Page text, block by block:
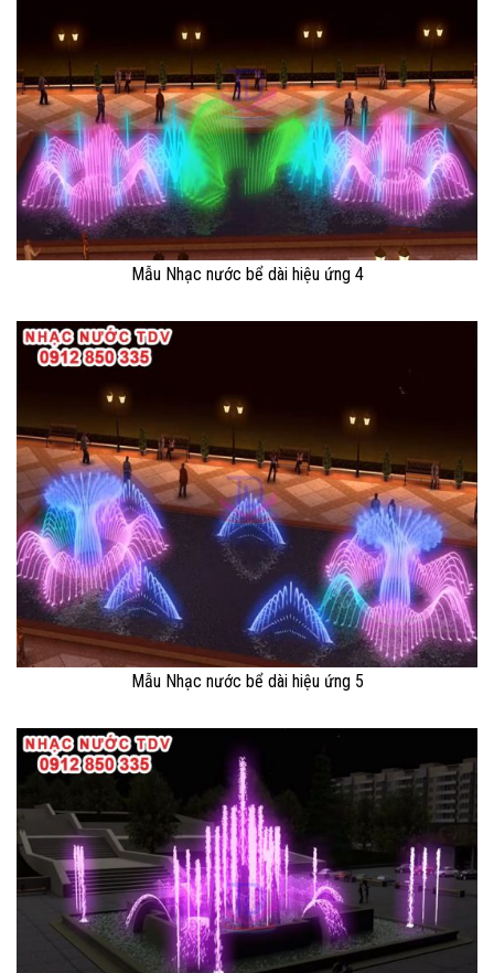
Mẫu Nhạc nước bể dài hiệu ứng 4
Mẫu Nhạc nước bể dài hiệu ứng 5